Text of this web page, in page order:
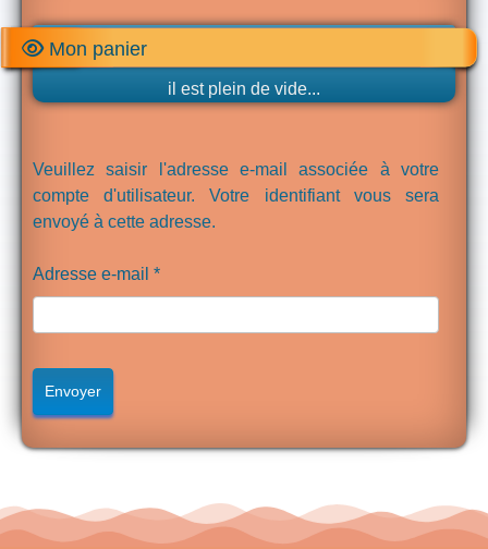
Mon panier
il est plein de vide...
Veuillez saisir l'adresse e-mail associée à votre
compte d'utilisateur. Votre identifiant vous sera
envoyé à cette adresse.
Adresse e-mail *
Envoyer